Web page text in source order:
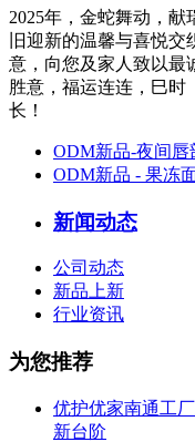
2025年，金蛇舞动，
旧迎新的温馨与喜悦
意，向您及家人致以最
胜意，福运连连，巳时
长！
ODM新品-夜间
ODM新品 - 果冻
新闻动态
公司动态
新品上新
行业资讯
为您推荐
优护优家南通工
新台阶